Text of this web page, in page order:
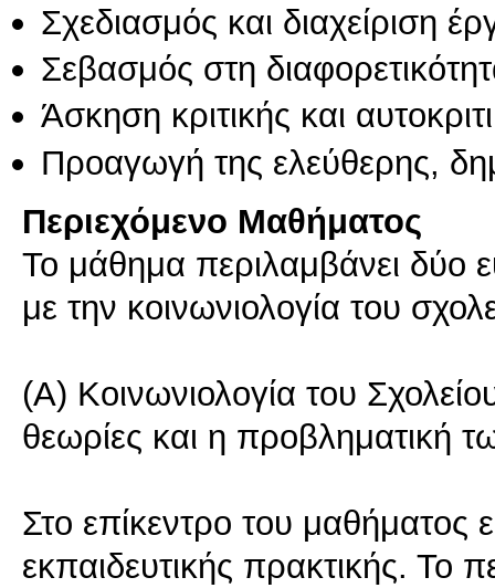
Σχεδιασμός και διαχείριση
Σεβασμός στη
Άσκηση κριτικής και
Προαγωγή της ελεύθερης,
Περιεχόμενο Μαθήματος
Το μάθημα περιλαμβάνει δύο
με την κοινωνιολογία του
(Α) Κοινωνιολογία του
θεωρίες και η προβληματική
Στο επίκεντρο του μαθήματος
εκπαιδευτικής πρακτικής. Το